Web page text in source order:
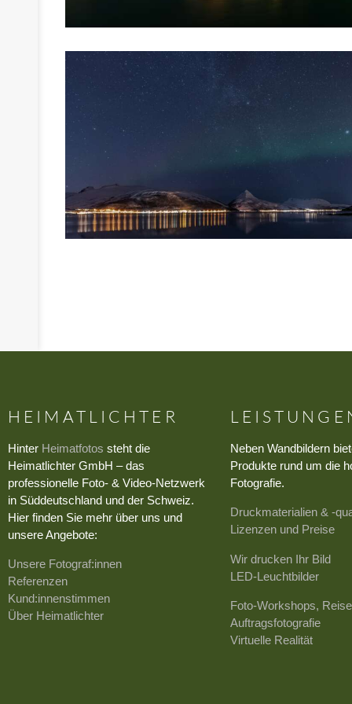
HEIMATLICHTER
Hinter Heimatfotos steht die
Heimatlichter GmbH – das
professionelle Foto- & Video-Netzwerk
in Süddeutschland und der Schweiz.
Hier finden Sie mehr über uns und
unsere Angebote:
Unsere Fotograf:innen
Referenzen
Kund:innenstimmen
Über Heimatlichter
Neben Wandbildern
Produkte rund um die
Fotografie.
Druckmaterialien & -
Lizenzen und Preise
Wir drucken Ihr Bild
LED-Leuchtbilder
Foto-Workshops,
Auftragsfotografie
Virtuelle Realität